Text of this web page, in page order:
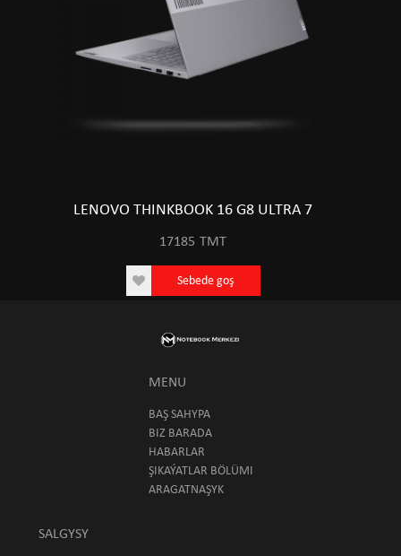
LENOVO THINKBOOK 16 G8 ULTRA 7
17185 TMT
Sebede goş
MENU
BAŞ SAHYPA
BIZ BARADA
HABARLAR
ŞIKAÝATLAR BÖLÜMI
ARAGATNAŞYK
SALGYSY